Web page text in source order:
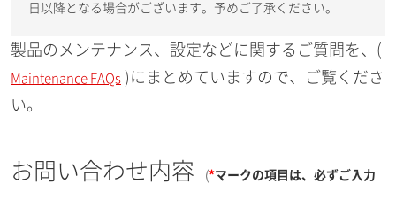
日以降となる場合がございます。予めご了承ください。
製品のメンテナンス、設定などに関するご質問を、(
Maintenance FAQs )にまとめていますので、ご覧くださ
い。
お問い合わせ内容 (*マークの項目は、必ずご入力